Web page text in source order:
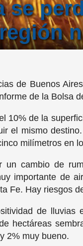
se
de Buenos
de la Bolsa
10% de la
el mismo
milímetros en
un cambio de
importante de
Fe. Hay riesgos
de
hectáreas
2% muy bueno.